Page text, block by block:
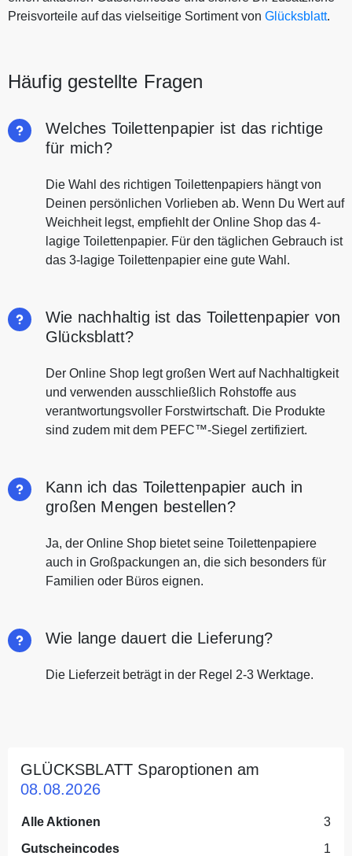
Preisvorteile auf das vielseitige Sortiment von Glücksblatt.
Häufig gestellte Fragen
Welches Toilettenpapier ist das richtige
für mich?
Die Wahl des richtigen Toilettenpapiers hängt von
Deinen persönlichen Vorlieben ab. Wenn Du Wert auf
Weichheit legst, empfiehlt der Online Shop das 4-
lagige Toilettenpapier. Für den täglichen Gebrauch ist
das 3-lagige Toilettenpapier eine gute Wahl.
Wie nachhaltig ist das Toilettenpapier von
Glücksblatt?
Der Online Shop legt großen Wert auf Nachhaltigkeit
und verwenden ausschließlich Rohstoffe aus
verantwortungsvoller Forstwirtschaft. Die Produkte
sind zudem mit dem PEFC™-Siegel zertifiziert.
Kann ich das Toilettenpapier auch in
großen Mengen bestellen?
Ja, der Online Shop bietet seine Toilettenpapiere
auch in Großpackungen an, die sich besonders für
Familien oder Büros eignen.
Wie lange dauert die Lieferung?
Die Lieferzeit beträgt in der Regel 2-3 Werktage.
GLÜCKSBLATT Sparoptionen am
08.08.2026
Alle Aktionen
3
Gutscheincodes
1